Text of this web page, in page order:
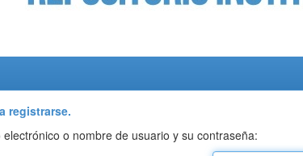
registrarse.
o nombre de usuario y su contraseña: